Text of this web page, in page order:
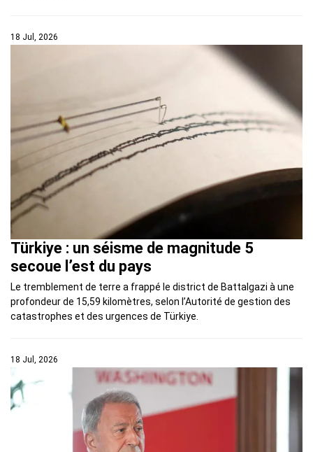
18 Jul, 2026
Türkiye : un séisme de magnitude 5
secoue l’est du pays
Le tremblement de terre a frappé le district de Battalgazi à une
profondeur de 15,59 kilomètres, selon l’Autorité de gestion des
catastrophes et des urgences de Türkiye.
18 Jul, 2026